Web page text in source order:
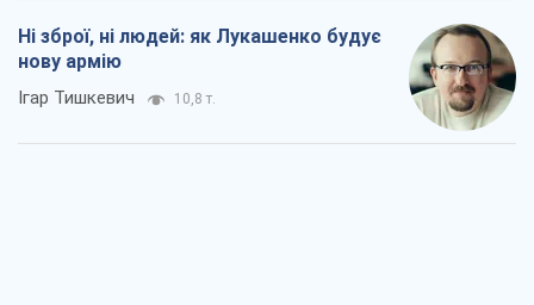
Ні зброї, ні людей: як Лукашенко будує
нову армію
Ігар Тишкевич 10,8 т.